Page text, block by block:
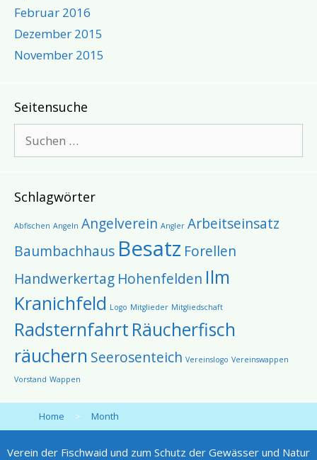
Februar 2016
Dezember 2015
November 2015
Seitensuche
nach:
Schlagwörter
Abfischen Angeln Angelverein Angler Arbeitseinsatz
Baumbachhaus Besatz Forellen
Handwerkertag Hohenfelden Ilm
Kranichfeld Logo Mitglieder Mitgliedschaft
Radsternfahrt Räucherfisch
räuchern Seerosenteich Vereinslogo Vereinswappen
Vorstand Wappen
Home > Month
Verein der Fischwaid und zum Schutz der Gewässer und Natur